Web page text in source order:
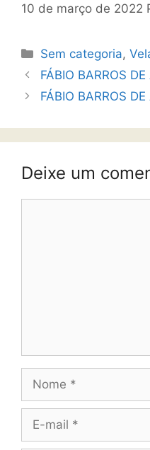
10 de março de 2022
Sem categoria,
FÁBIO BARROS
FÁBIO BARROS
Deixe um